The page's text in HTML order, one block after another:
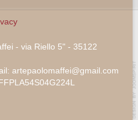
- via Riello 5" - 35122
artepaolomaffei@gmail.com